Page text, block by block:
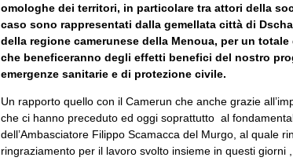
omologhe dei territori, in particolare tra attori della
caso sono rappresentati dalla gemellata città di
della regione camerunese della Menoua, per un
che beneficeranno degli effetti benefici del nostro
emergenze sanitarie e di protezione civile.
Un rapporto quello con il Camerun che anche grazie
che ci hanno preceduto ed oggi soprattutto al
dell’Ambasciatore Filippo Scamacca del Murgo, al quale
ringraziamento per il lavoro svolto insieme in questi giorni